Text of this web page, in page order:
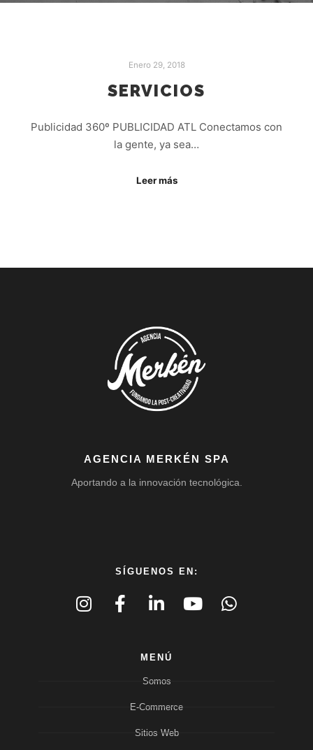
Enero 29, 2018
SERVICIOS
Publicidad 360º PUBLICIDAD ATL Conectamos con
la gente, ya sea…
Leer más
AGENCIA MERKÉN SPA
Aportando a la innovación tecnológica.
SÍGUENOS EN:
MENÚ
Somos
E-Commerce
Sitios Web